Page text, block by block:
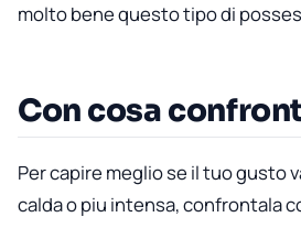
molto bene questo tipo di
Con cosa
Per capire meglio se il tuo gusto
calda o piu intensa, confrontala